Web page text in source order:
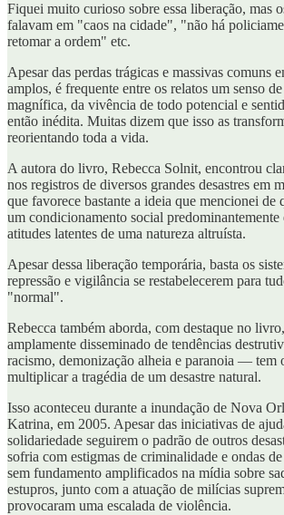
Fiquei muito curioso sobre essa liberação, mas
falavam em "caos na cidade", "não há
retomar a ordem" etc.
Apesar das perdas trágicas e massivas comuns
amplos, é frequente entre os relatos um senso
magnífica, da vivência de todo potencial e
então inédita. Muitas dizem que isso as
reorientando toda a vida.
A autora do livro, Rebecca Solnit, encontrou
nos registros de diversos grandes desastres em
que favorece bastante a ideia que mencionei de
um condicionamento social predominantemente
atitudes latentes de uma natureza altruísta.
Apesar dessa liberação temporária, basta os
repressão e vigilância se restabelecerem para
"normal".
Rebecca também aborda, com destaque no
amplamente disseminado de tendências
racismo, demonização alheia e paranoia — tem
multiplicar a tragédia de um desastre natural.
Isso aconteceu durante a inundação de Nova
Katrina, em 2005. Apesar das iniciativas de
solidariedade seguirem o padrão de outros
sofria com estigmas de criminalidade e ondas
sem fundamento amplificados na mídia sobre
estupros, junto com a atuação de milícias
provocaram uma escalada de violência.